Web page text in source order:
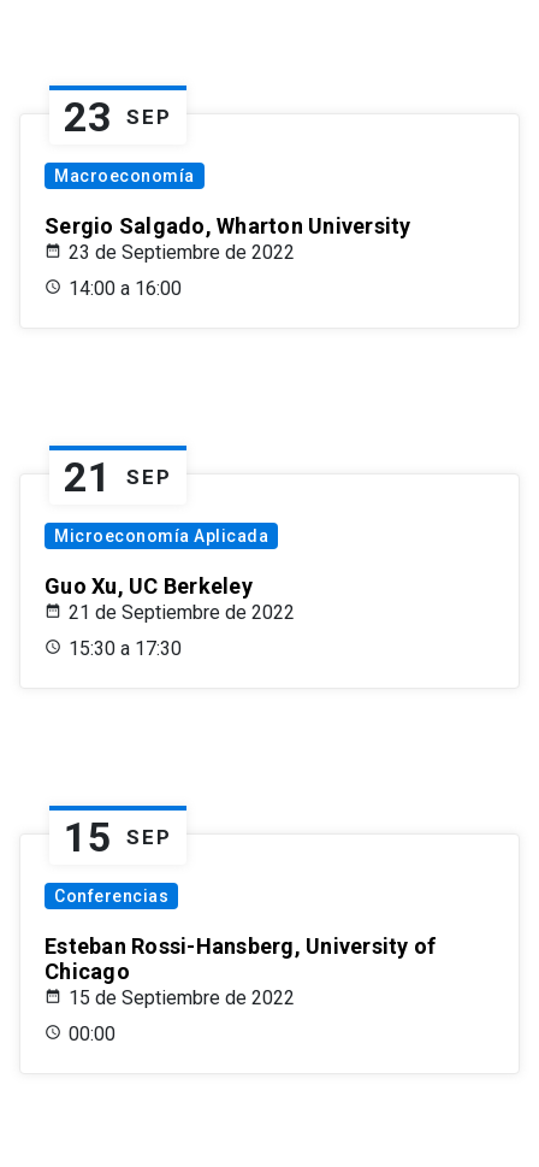
23 SEP
Macroeconomía
Sergio Salgado, Wharton University
23 de Septiembre de 2022
14:00 a 16:00
21 SEP
Microeconomía Aplicada
Guo Xu, UC Berkeley
21 de Septiembre de 2022
15:30 a 17:30
15 SEP
Conferencias
Esteban Rossi-Hansberg, University of
Chicago
15 de Septiembre de 2022
00:00